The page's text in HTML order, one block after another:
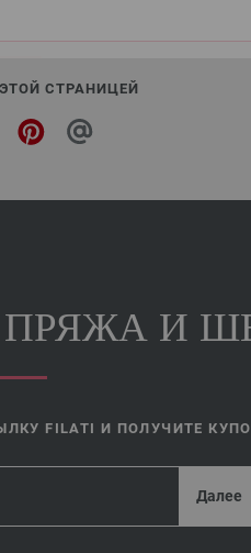
СТРАНИЦЕЙ
И
FILATI И ПОЛУЧИТЕ